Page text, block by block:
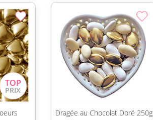
Dragée au Chocolat Doré 250g